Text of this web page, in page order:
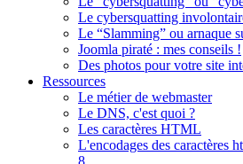
Le cybersquatting
Le “Slamming” ou arnaque
Joomla piraté : mes conseils !
Des photos pour votre site
Ressources
Le métier de webmaster
Le DNS, c'est quoi ?
Les caractères HTML
L'encodages des caractères